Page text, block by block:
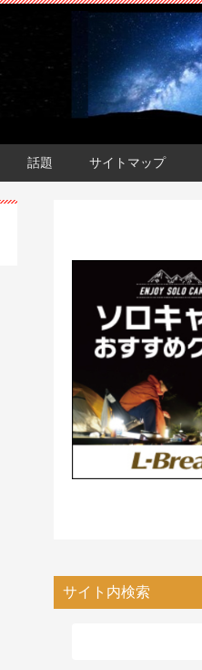
話題 サイトマップ
サイト内検索